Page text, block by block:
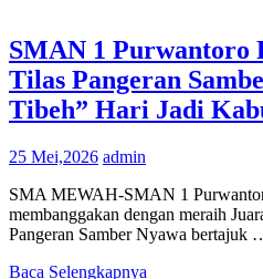
SMAN 1 Purwantoro
Tilas Pangeran
Tibeh” Hari Jadi
25 Mei,2026 admin
SMA MEWAH-SMAN 1
membanggakan dengan meraih
Pangeran Samber Nyawa bertajuk
Baca Selengkapnya